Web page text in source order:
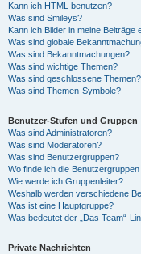
Kann ich HTML benutzen?
Was sind Smileys?
Kann ich Bilder in meine Beiträge
Was sind globale
Was sind Bekanntmachungen?
Was sind wichtige Themen?
Was sind geschlossene Themen?
Was sind Themen-Symbole?
Benutzer-Stufen und Gruppen
Was sind Administratoren?
Was sind Moderatoren?
Was sind Benutzergruppen?
Wo finde ich die
Wie werde ich Gruppenleiter?
Weshalb werden verschiedene
Was ist eine Hauptgruppe?
Was bedeutet der „Das Team“-
Private Nachrichten